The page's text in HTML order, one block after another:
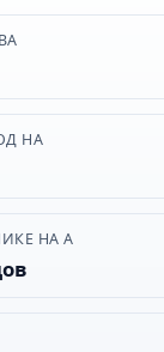
НА
НА А